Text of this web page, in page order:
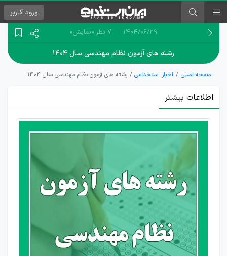
ورود کاربر
۱۴۰۴/۰۶/۲۹ 7 نظر «نمایش»
رشته های آزمون نظام مهندسی سال ۱۴۰۴
صفحه اصلی اخبار استخدامی رشته های آزمون نظام مهندسی سال ۱۴۰۴
اطلاعات بیشتر
اعلام
رشته
های
مورد
نیاز
آزمون
نظام
مهندسی